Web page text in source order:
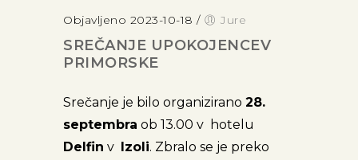
Objavljeno 2023-10-18 / Jure
SREČANJE UPOKOJENCEV
PRIMORSKE
Srečanje je bilo organizirano 28.
septembra ob 13.00 v hotelu
Delfin v Izoli. Zbralo se je preko